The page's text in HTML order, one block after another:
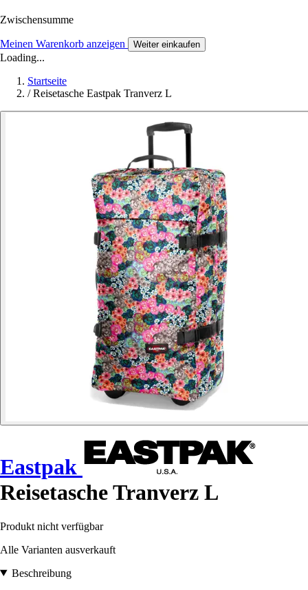
Zwischensumme
Meinen Warenkorb anzeigen Weiter einkaufen
Loading...
Startseite
/ Reisetasche Eastpak Tranverz L
Eastpak
Reisetasche Tranverz L
Produkt nicht verfügbar
Alle Varianten ausverkauft
Beschreibung